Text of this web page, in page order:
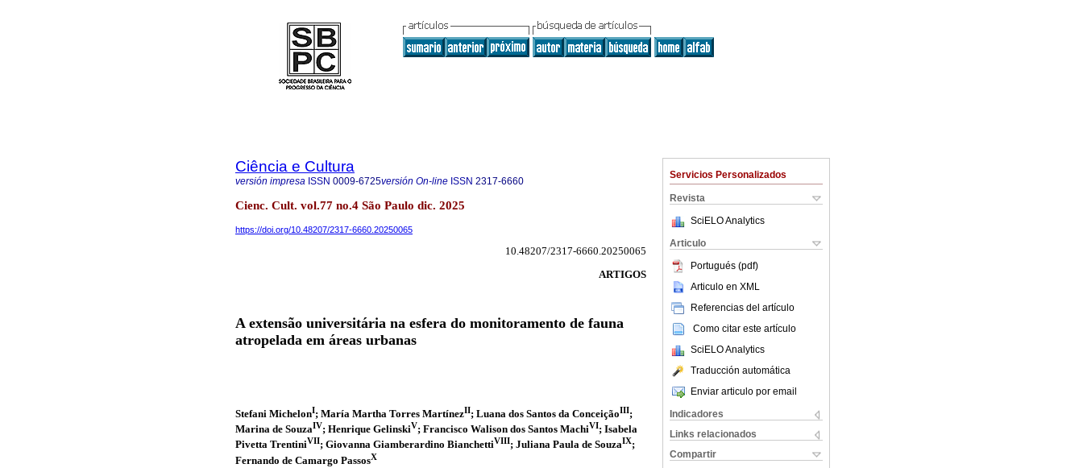
Servicios Personalizados
Revista
SciELO Analytics
Articulo
Portugués (pdf)
Articulo en XML
Referencias del artículo
Como citar este artículo
SciELO Analytics
Traducción automática
Enviar articulo por email
Indicadores
Links relacionados
Compartir
Ciência e Cultura
versión impresa ISSN 0009-6725versión On-line ISSN 2317-6660
Cienc. Cult. vol.77 no.4 São Paulo dic. 2025
https://doi.org/10.48207/2317-6660.20250065
10.48207/2317-6660.20250065
ARTIGOS
A extensão universitária na esfera do monitoramento de fauna
atropelada em áreas urbanas
Stefani MichelonI; María Martha Torres MartínezII; Luana dos Santos da ConceiçãoIII;
Marina de SouzaIV; Henrique GelinskiV; Francisco Walison dos Santos MachiVI; Isabela
Pivetta TrentiniVII; Giovanna Giamberardino BianchettiVIII; Juliana Paula de SouzaIX;
Fernando de Camargo PassosX